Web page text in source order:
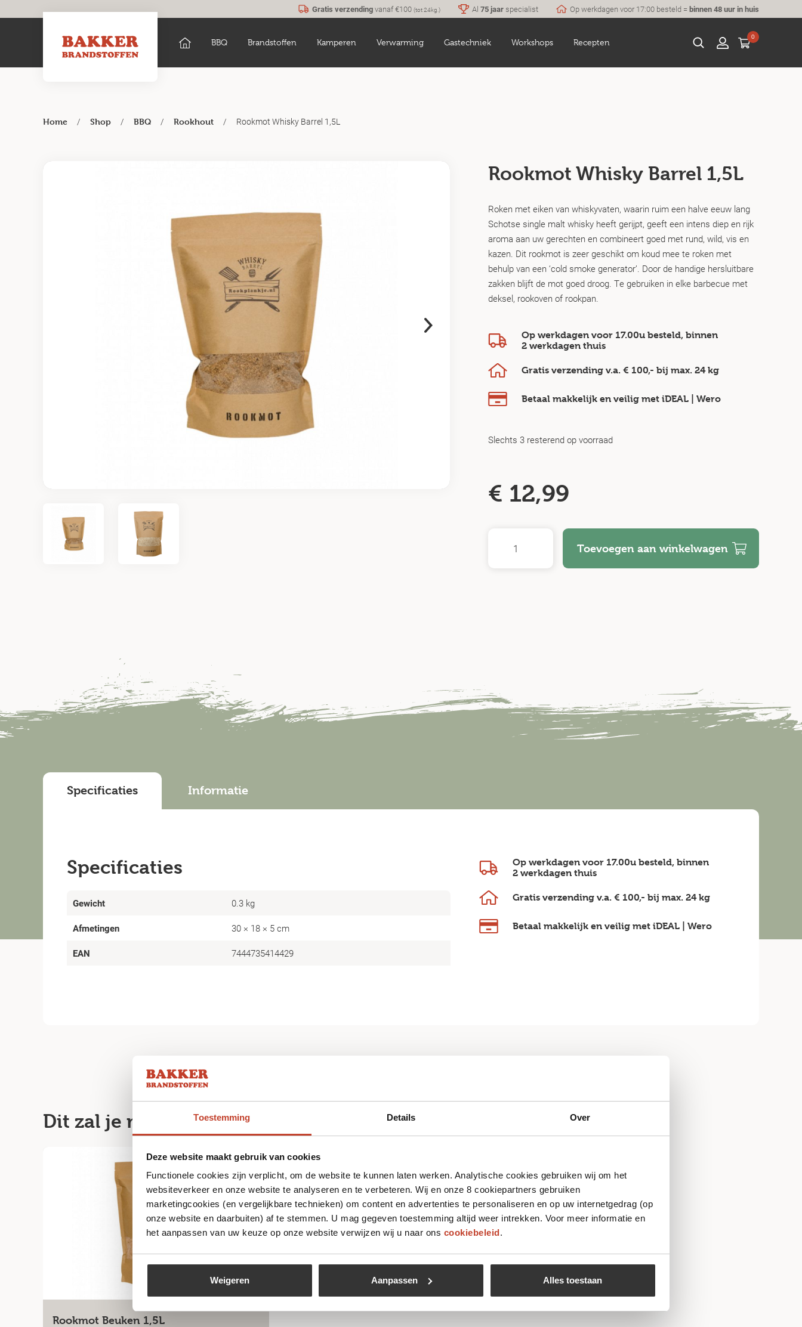
Toestemming Details Over
Deze website maakt gebruik van cookies
Functionele cookies zijn verplicht, om de website te kunnen laten werken. Analytische cookies gebruiken wij om het
websiteverkeer en onze website te analyseren en te verbeteren. Wij en onze 8 cookiepartners gebruiken
marketingcookies (en vergelijkbare technieken) om content en advertenties te personaliseren en op uw internetgedrag (op
onze website en daarbuiten) af te stemmen. U mag gegeven toestemming altijd weer intrekken. Voor meer informatie en
het aanpassen van uw keuze op onze website verwijzen wij u naar ons cookiebeleid.
Weigeren Aanpassen Alles toestaan
Gratis verzendingvanaf €100 (tot 24kg.) Al 75 jaarspecialist Op werkdagen voor 17:00 besteld =binnen 48 uur in huis
BBQ Brandstoffen Kamperen Verwarming Gastechniek Workshops Recepten
0
Home / Shop / BBQ / Rookhout / Rookmot Whisky Barrel 1,5L
Rookmot Whisky Barrel 1,5L
Roken met eiken van whiskyvaten, waarin ruim een halve eeuw lang
Schotse single malt whisky heeft gerijpt, geeft een intens diep en rijk
aroma aan uw gerechten en combineert goed met rund, wild, vis en
kazen. Dit rookmot is zeer geschikt om koud mee te roken met
behulp van een ‘cold smoke generator’. Door de handige hersluitbare
zakken blijft de mot goed droog. Te gebruiken in elke barbecue met
deksel, rookoven of rookpan.
Op werkdagen voor 17.00u besteld, binnen
2 werkdagenthuis
Gratis verzending v.a. € 100,- bij max. 24 kg
Betaal makkelijk en veilig met iDEAL | Wero
Slechts 3 resterend op voorraad
€ 12,99
Toevoegen aan winkelwagen
Specificaties Informatie
Specificaties
Gewicht 0.3 kg
Afmetingen 30 × 18 × 5 cm
EAN 7444735414429
Op werkdagen voor 17.00u besteld, binnen
2 werkdagen thuis
Gratis verzending v.a.€ 100,- bij max.24 kg
Betaal makkelijk en veiligmet iDEAL | Wero
Dit zal je misschien ook leuk vinden
Rookmot Beuken 1,5L